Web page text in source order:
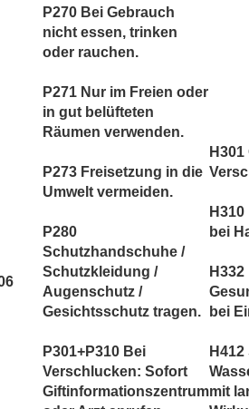
P270 Bei Gebrauch
nicht essen, trinken
oder rauchen.
P271 Nur im Freien oder
in gut belüfteten
Räumen verwenden.
P273 Freisetzung in die
Umwelt vermeiden.
P280
Schutzhandschuhe /
Schutzkleidung /
Augenschutz /
Gesichtsschutz tragen.
P301+P310 Bei
Verschlucken: Sofort
Giftinformationszentrum
bei
H332
bei
mit